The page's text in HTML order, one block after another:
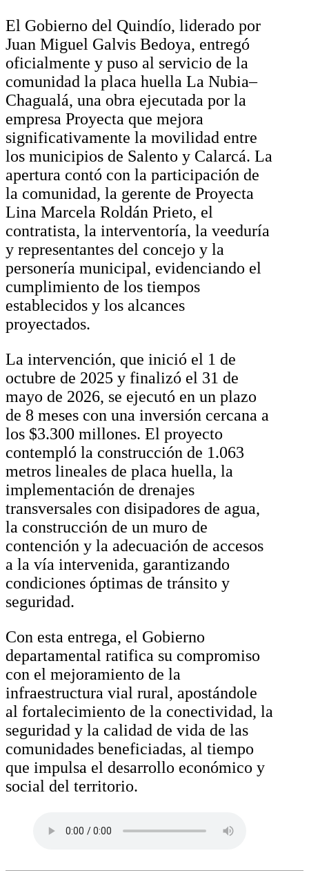
El Gobierno del Quindío, liderado por
Juan Miguel Galvis Bedoya, entregó
oficialmente y puso al servicio de la
comunidad la placa huella La Nubia–
Chagualá, una obra ejecutada por la
empresa Proyecta que mejora
significativamente la movilidad entre
los municipios de Salento y Calarcá. La
apertura contó con la participación de
la comunidad, la gerente de Proyecta
Lina Marcela Roldán Prieto, el
contratista, la interventoría, la veeduría
y representantes del concejo y la
personería municipal, evidenciando el
cumplimiento de los tiempos
establecidos y los alcances
proyectados.
La intervención, que inició el 1 de
octubre de 2025 y finalizó el 31 de
mayo de 2026, se ejecutó en un plazo
de 8 meses con una inversión cercana a
los $3.300 millones. El proyecto
contempló la construcción de 1.063
metros lineales de placa huella, la
implementación de drenajes
transversales con disipadores de agua,
la construcción de un muro de
contención y la adecuación de accesos
a la vía intervenida, garantizando
condiciones óptimas de tránsito y
seguridad.
Con esta entrega, el Gobierno
departamental ratifica su compromiso
con el mejoramiento de la
infraestructura vial rural, apostándole
al fortalecimiento de la conectividad, la
seguridad y la calidad de vida de las
comunidades beneficiadas, al tiempo
que impulsa el desarrollo económico y
social del territorio.